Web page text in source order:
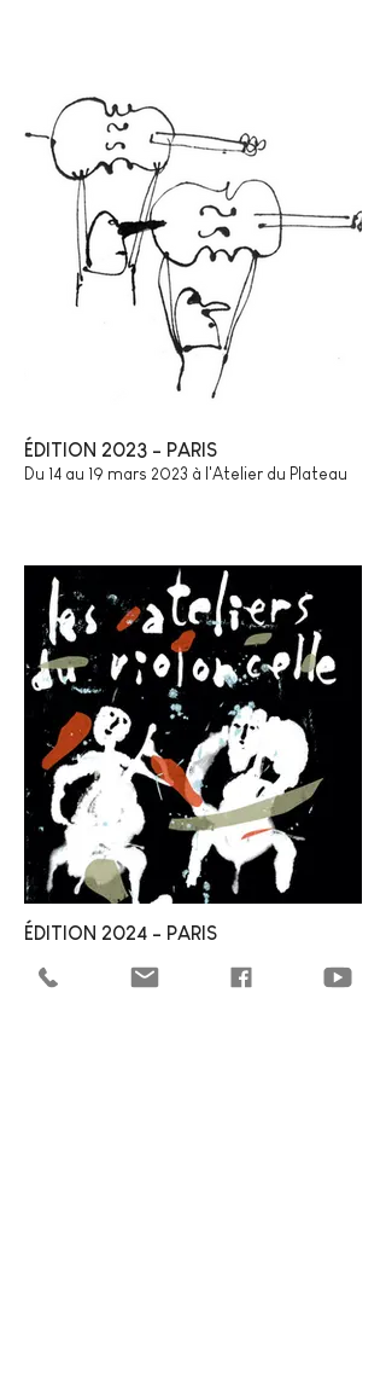
ÉDITION 2023 - PARIS
Du 14 au 19 mars 2023 à l'Atelier du Plateau
ÉDITION 2024 - PARIS